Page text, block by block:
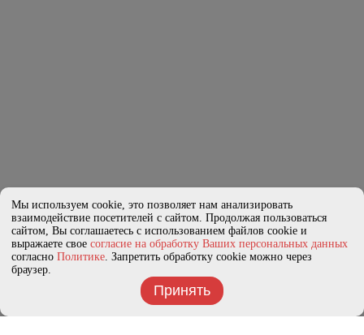
Мы используем cookie, это позволяет нам анализировать
взаимодействие посетителей с сайтом. Продолжая пользоваться
сайтом, Вы соглашаетесь с использованием файлов cookie и
выражаете свое согласие на обработку Ваших персональных данных
согласно Политике. Запретить обработку cookie можно через
браузер.
Принять